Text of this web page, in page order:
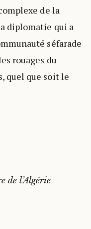
de la
diplomatie qui a
séfarade
rouages du
quel que soit le
de l’Algérie